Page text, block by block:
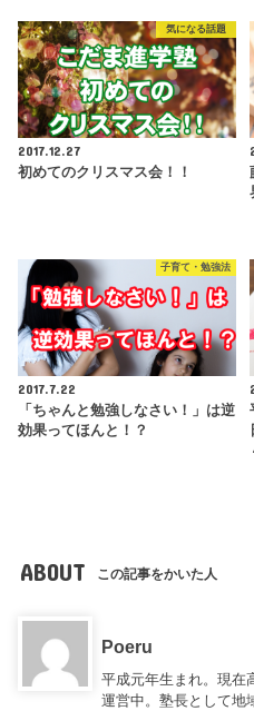
気になる話題
2017.12.27
初めてのクリスマス会！！
子育て・勉強法
2017.7.22
「ちゃんと勉強しなさい！」は逆
効果ってほんと！？
ABOUT この記事をかいた人
Poeru
平成元年生まれ。現在
運営中。塾長として地